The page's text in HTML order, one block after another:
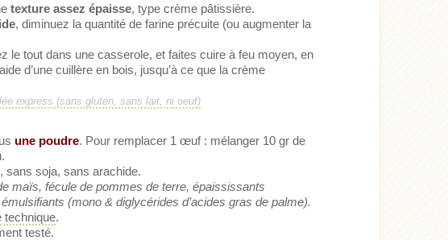
texture assez épaisse, type crème pâtissière.
, diminuez la quantité de farine précuite (ou augmenter la
le tout dans une casserole, et faites cuire à feu moyen, en
d’une cuillère en bois, jusqu’à ce que la crème
express (sans gluten, sans lait, ni oeuf)
une poudre. Pour remplacer 1 œuf : mélanger 10 gr de
sans soja, sans arachide.
maïs, fécule de pommes de terre, épaississants
(mono & diglycérides d’acides gras de palme).
technique.
testé.